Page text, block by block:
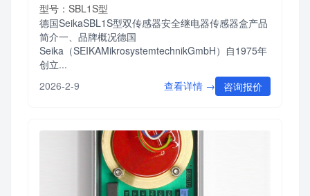
型号：SBL1S型
德国SeikaSBL1S型双传感器安全继电器传感器盒产品
简介一、品牌概况德国
Seika（SEIKAMikrosystemtechnikGmbH）自1975年
创立...
2026-2-9
查看详情 → 咨询报价